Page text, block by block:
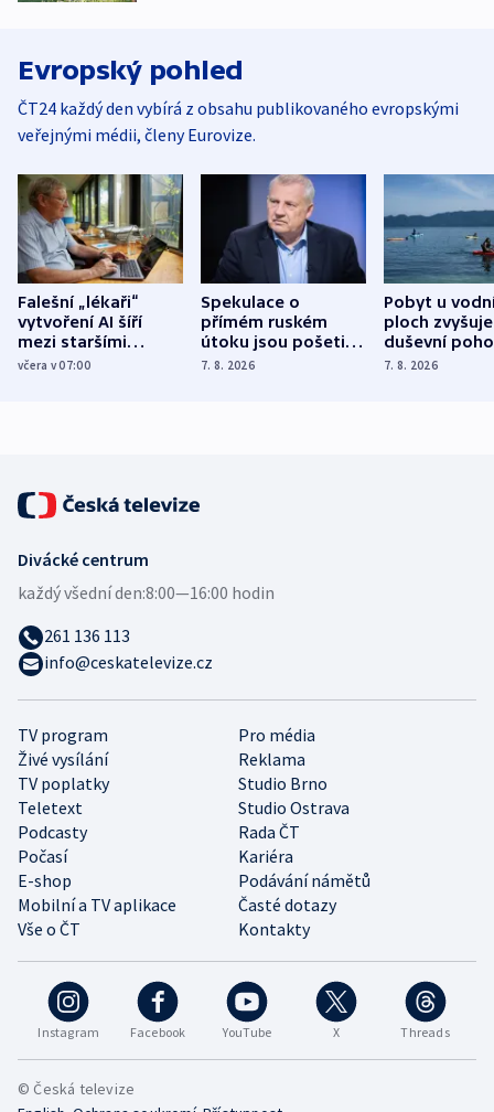
Evropský pohled
ČT24 každý den vybírá z obsahu publikovaného evropskými
veřejnými médii, členy Eurovize.
Falešní „lékaři“
vytvoření AI šíří
mezi staršími
Poláky nebezpečné
včera v 07:00
Spekulace o
přímém ruském
útoku jsou pošetilé,
míní estonský
7. 8. 2026
Pobyt u
ploch zvyšuje
duševní
ukázala
7. 8. 2026
Instagram Facebook YouTube X Threads
TV program
Pro média
Živé vysílání
Reklama
TV poplatky
Studio Brno
Teletext
Studio Ostrava
Podcasty
Rada ČT
Počasí
Kariéra
E-shop
Podávání námětů
Mobilní a TV aplikace
Časté dotazy
Vše o ČT
Kontakty
Divácké centrum
každý všední den:8:00—16:00 hodin
261 136 113
info@ceskatelevize.cz
© Česká televize